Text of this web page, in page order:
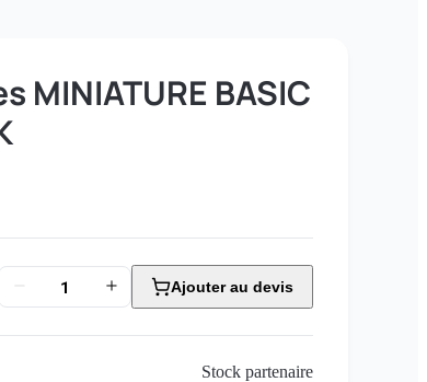
BASIC
Ajouter au devis
Stock partenaire